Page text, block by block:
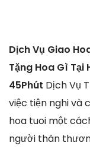
Dịch Vụ Giao
Tặng Hoa Gì Tại
45Phút Dịch Vụ
việc tiện nghi và
hoa tuoi một
người thân